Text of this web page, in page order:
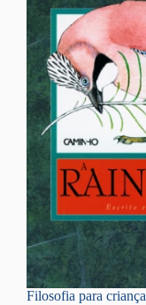
Filosofia para